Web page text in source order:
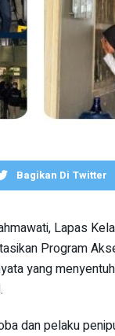
Bagikan Di Twitter
Lapas
Program
yang
dan pelaku